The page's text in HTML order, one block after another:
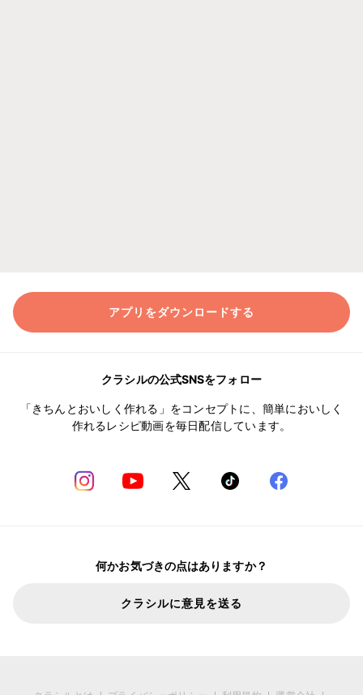
アプリをダウンロードする
クラシルの公式SNSをフォロー
「きちんとおいしく作れる」をコンセプトに、簡単においしく
作れるレシピ動画を毎日配信しています。
何かお気づきの点はありますか？
クラシルに意見を送る